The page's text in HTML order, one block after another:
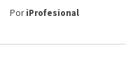
PoriProfesional